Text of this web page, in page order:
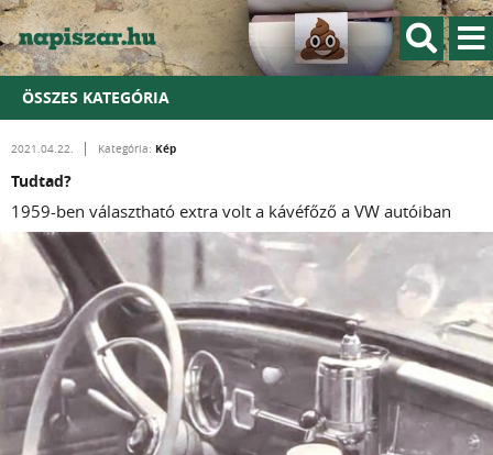
ÖSSZES KATEGÓRIA
2021.04.22. Kategória: Kép
Tudtad?
1959-ben választható extra volt a kávéfőző a VW autóiban